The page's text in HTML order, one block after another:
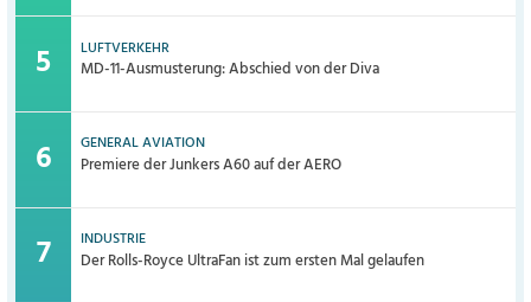
LUFTVERKEHR
MD-11-Ausmusterung: Abschied von der Diva
GENERAL AVIATION
Premiere der Junkers A60 auf der AERO
INDUSTRIE
Der Rolls-Royce UltraFan ist zum ersten Mal gelaufen